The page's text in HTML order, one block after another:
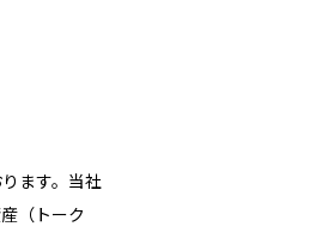
ます。当社
（トーク